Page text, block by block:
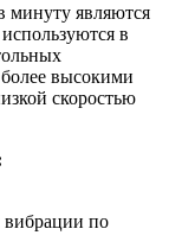
минуту являются
в
высокими
скоростью
вибрации по